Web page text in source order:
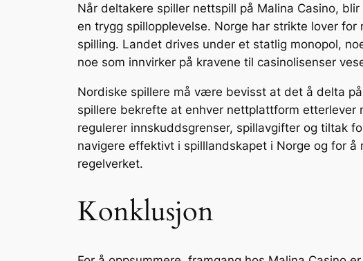
Når deltakere spiller nettspill på Malina Casino,
en trygg spillopplevelse. Norge har strikte lover
spilling. Landet drives under et statlig monopol,
noe som innvirker på kravene til casinolisenser
Nordiske spillere må være bevisst at det å delta
spillere bekrefte at enhver nettplattform etterlever
regulerer innskuddsgrenser, spillavgifter og tiltak
navigere effektivt i spilllandskapet i Norge og for
regelverket.
Konklusjon